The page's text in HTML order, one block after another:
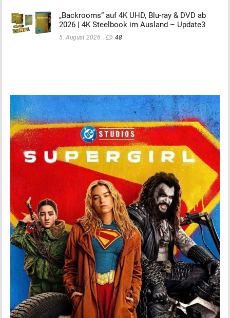
„Backrooms“ auf 4K UHD, Blu-ray & DVD ab
2026 | 4K Steelbook im Ausland – Update3
5. August 2026 48